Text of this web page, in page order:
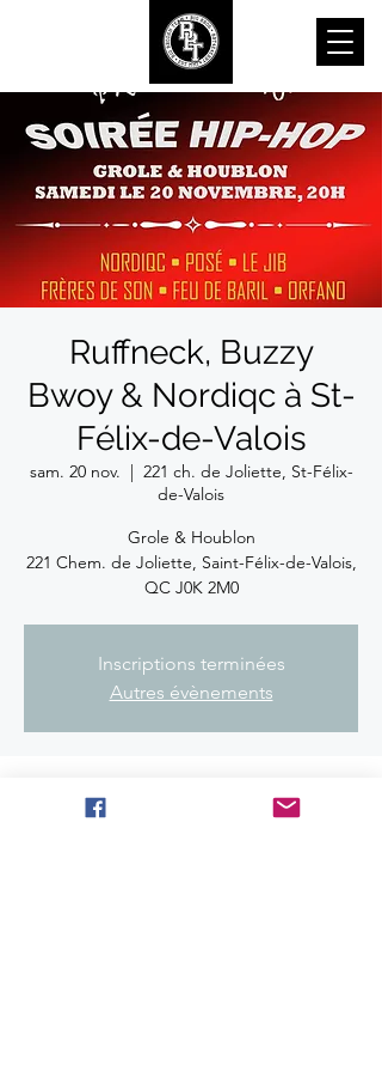
Ruffneck, Buzzy
Bwoy & Nordiqc à St-
Félix-de-Valois
sam. 20 nov.
  |
221 ch. de Joliette, St-Félix-
de-Valois
Grole & Houblon
221 Chem. de Joliette, Saint-Félix-de-Valois,
QC J0K 2M0
Inscriptions terminées
Autres évènements
Heure et lieu